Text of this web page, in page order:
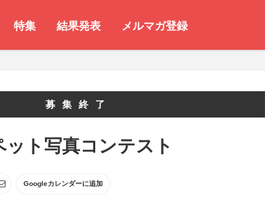
特集 結果発表 メルマガ登録
募集終了
ット写真コンテスト
Googleカレンダーに追加